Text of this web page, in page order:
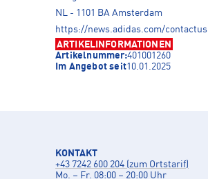
NL - 1101 BA Amsterdam
https://news.adidas.com/contactus
ARTIKELINFORMATIONEN
Artikelnummer:401001260
Im Angebot seit10.01.2025
KONTAKT
+43 7242 600 204 (zum Ortstarif)
Mo. – Fr. 08:00 – 20:00 Uhr